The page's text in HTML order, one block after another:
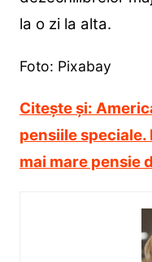
la o zi la alta.
Foto: Pixabay
Citește și:
pensiile speciale.
mai mare pensie